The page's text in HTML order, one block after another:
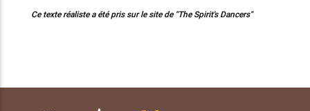
Ce texte réaliste a été pris sur le site de "The Spirit's Dancers"